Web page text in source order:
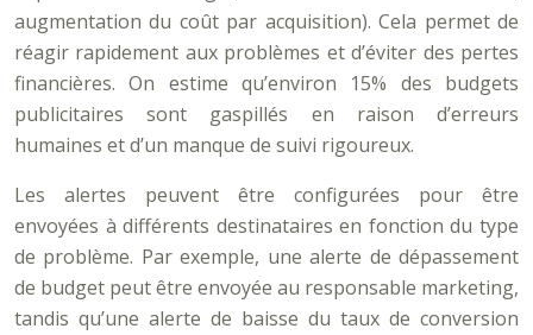
augmentation du coût par acquisition). Cela permet de
réagir rapidement aux problèmes et d’éviter des pertes
financières. On estime qu’environ 15% des budgets
publicitaires sont gaspillés en raison d’erreurs
humaines et d’un manque de suivi rigoureux.
Les alertes peuvent être configurées pour être
envoyées à différents destinataires en fonction du type
de problème. Par exemple, une alerte de dépassement
de budget peut être envoyée au responsable marketing,
tandis qu’une alerte de baisse du taux de conversion